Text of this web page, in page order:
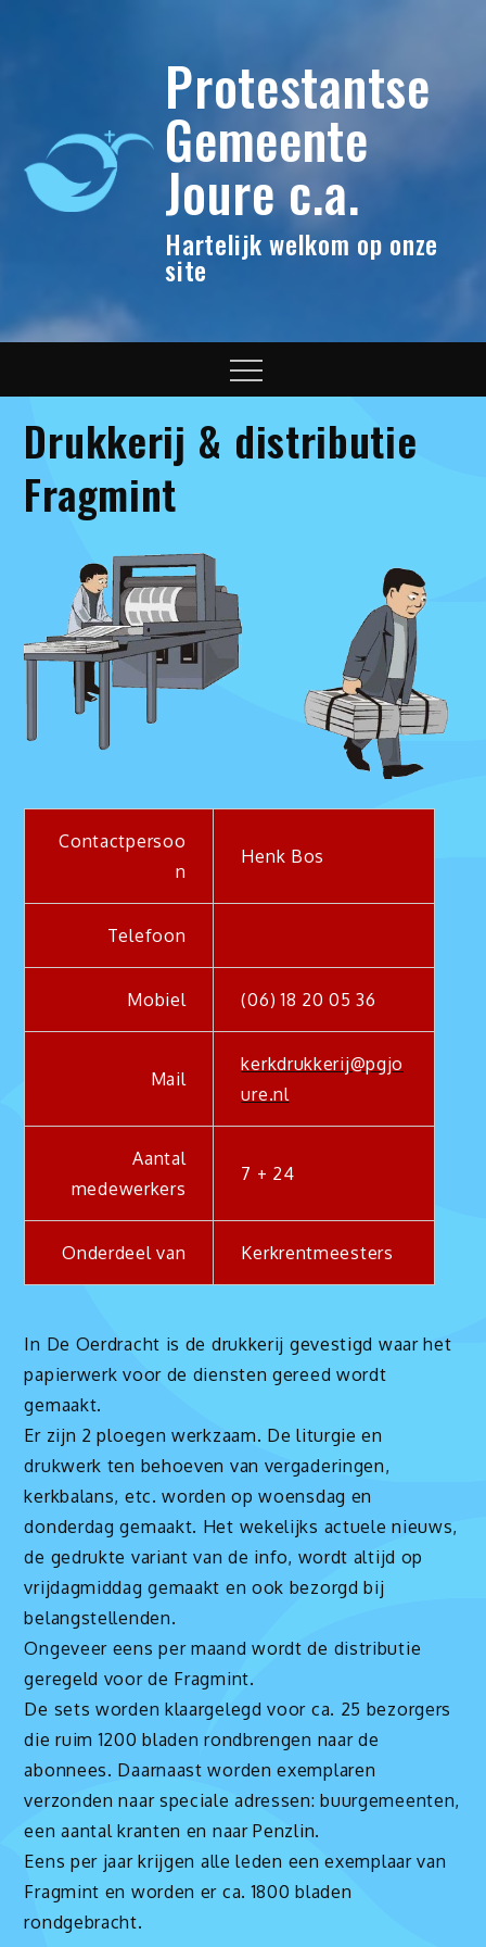
Protestantse
Gemeente
Joure c.a.
Hartelijk welkom op onze
site
Menu
Drukkerij & distributie
Fragmint
Contactpersoo
n
Henk Bos
Telefoon
Mobiel (06) 18 20 05 36
Mail
kerkdrukkerij@pgjo
ure.nl
Aantal
medewerkers
7 + 24
Onderdeel van Kerkrentmeesters
In De Oerdracht is de drukkerij gevestigd waar het
papierwerk voor de diensten gereed wordt
gemaakt.
Er zijn 2 ploegen werkzaam. De liturgie en
drukwerk ten behoeven van vergaderingen,
kerkbalans, etc. worden op woensdag en
donderdag gemaakt. Het wekelijks actuele nieuws,
de gedrukte variant van de info, wordt altijd op
vrijdagmiddag gemaakt en ook bezorgd bij
belangstellenden.
Ongeveer eens per maand wordt de distributie
geregeld voor de Fragmint.
De sets worden klaargelegd voor ca. 25 bezorgers
die ruim 1200 bladen rondbrengen naar de
abonnees. Daarnaast worden exemplaren
verzonden naar speciale adressen: buurgemeenten,
een aantal kranten en naar Penzlin.
Eens per jaar krijgen alle leden een exemplaar van
Fragmint en worden er ca. 1800 bladen
rondgebracht.